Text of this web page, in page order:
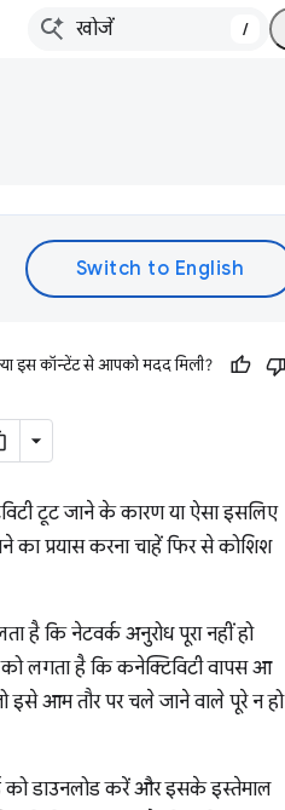
/
इस कॉन्टेंट से आपको मदद मिली?
टूट जाने के कारण या ऐसा इसलिए
का प्रयास करना चाहें फिर से कोशिश
है कि नेटवर्क अनुरोध पूरा नहीं हो
को लगता है कि कनेक्टिविटी वापस आ
इसे आम तौर पर चले जाने वाले पूरे न हो
को डाउनलोड करें और इसके इस्तेमाल